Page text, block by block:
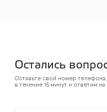
Остались
Оставьте свой номер
в течение 15 минут и ответим